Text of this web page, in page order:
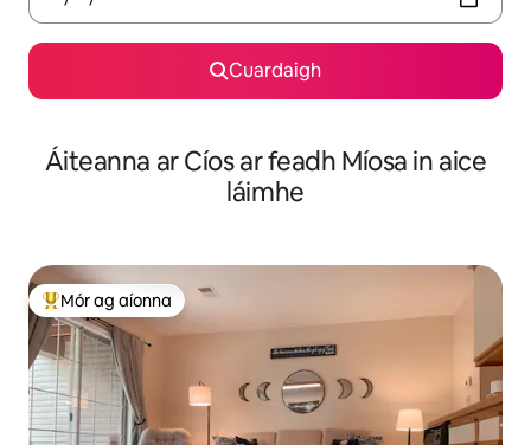
Cuardaigh
Áiteanna ar Cíos ar feadh Míosa in aice
láimhe
An-mhór ag aíonna
Mór ag aíonna